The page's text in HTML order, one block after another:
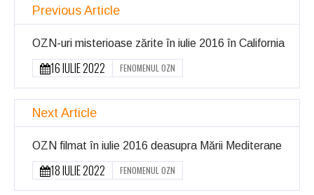
Previous Article
OZN-uri misterioase zărite în iulie 2016 în California
16 IULIE 2022 FENOMENUL OZN
Next Article
OZN filmat în iulie 2016 deasupra Mării Mediterane
18 IULIE 2022 FENOMENUL OZN